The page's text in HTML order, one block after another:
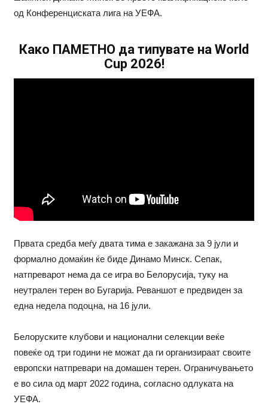
од Конференциската лига на УЕФА.
Како ПАМЕТНО да типувате на World
Cup 2026!
Првата средба меѓу двата тима е закажана за 9 јули и
формално домаќин ќе биде Динамо Минск. Сепак,
натпреварот нема да се игра во Белорусија, туку на
неутрален терен во Бугарија. Реваншот е предвиден за
една недела подоцна, на 16 јули.
Белоруските клубови и национални селекции веќе
повеќе од три години не можат да ги организираат своите
европски натпревари на домашен терен. Ограничувањето
е во сила од март 2022 година, согласно одлуката на
УЕФА.